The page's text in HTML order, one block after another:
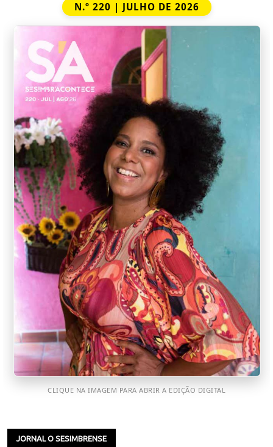
N.º 220 | JULHO DE 2026
CLIQUE NA IMAGEM PARA ABRIR A EDIÇÃO DIGITAL
JORNAL O SESIMBRENSE